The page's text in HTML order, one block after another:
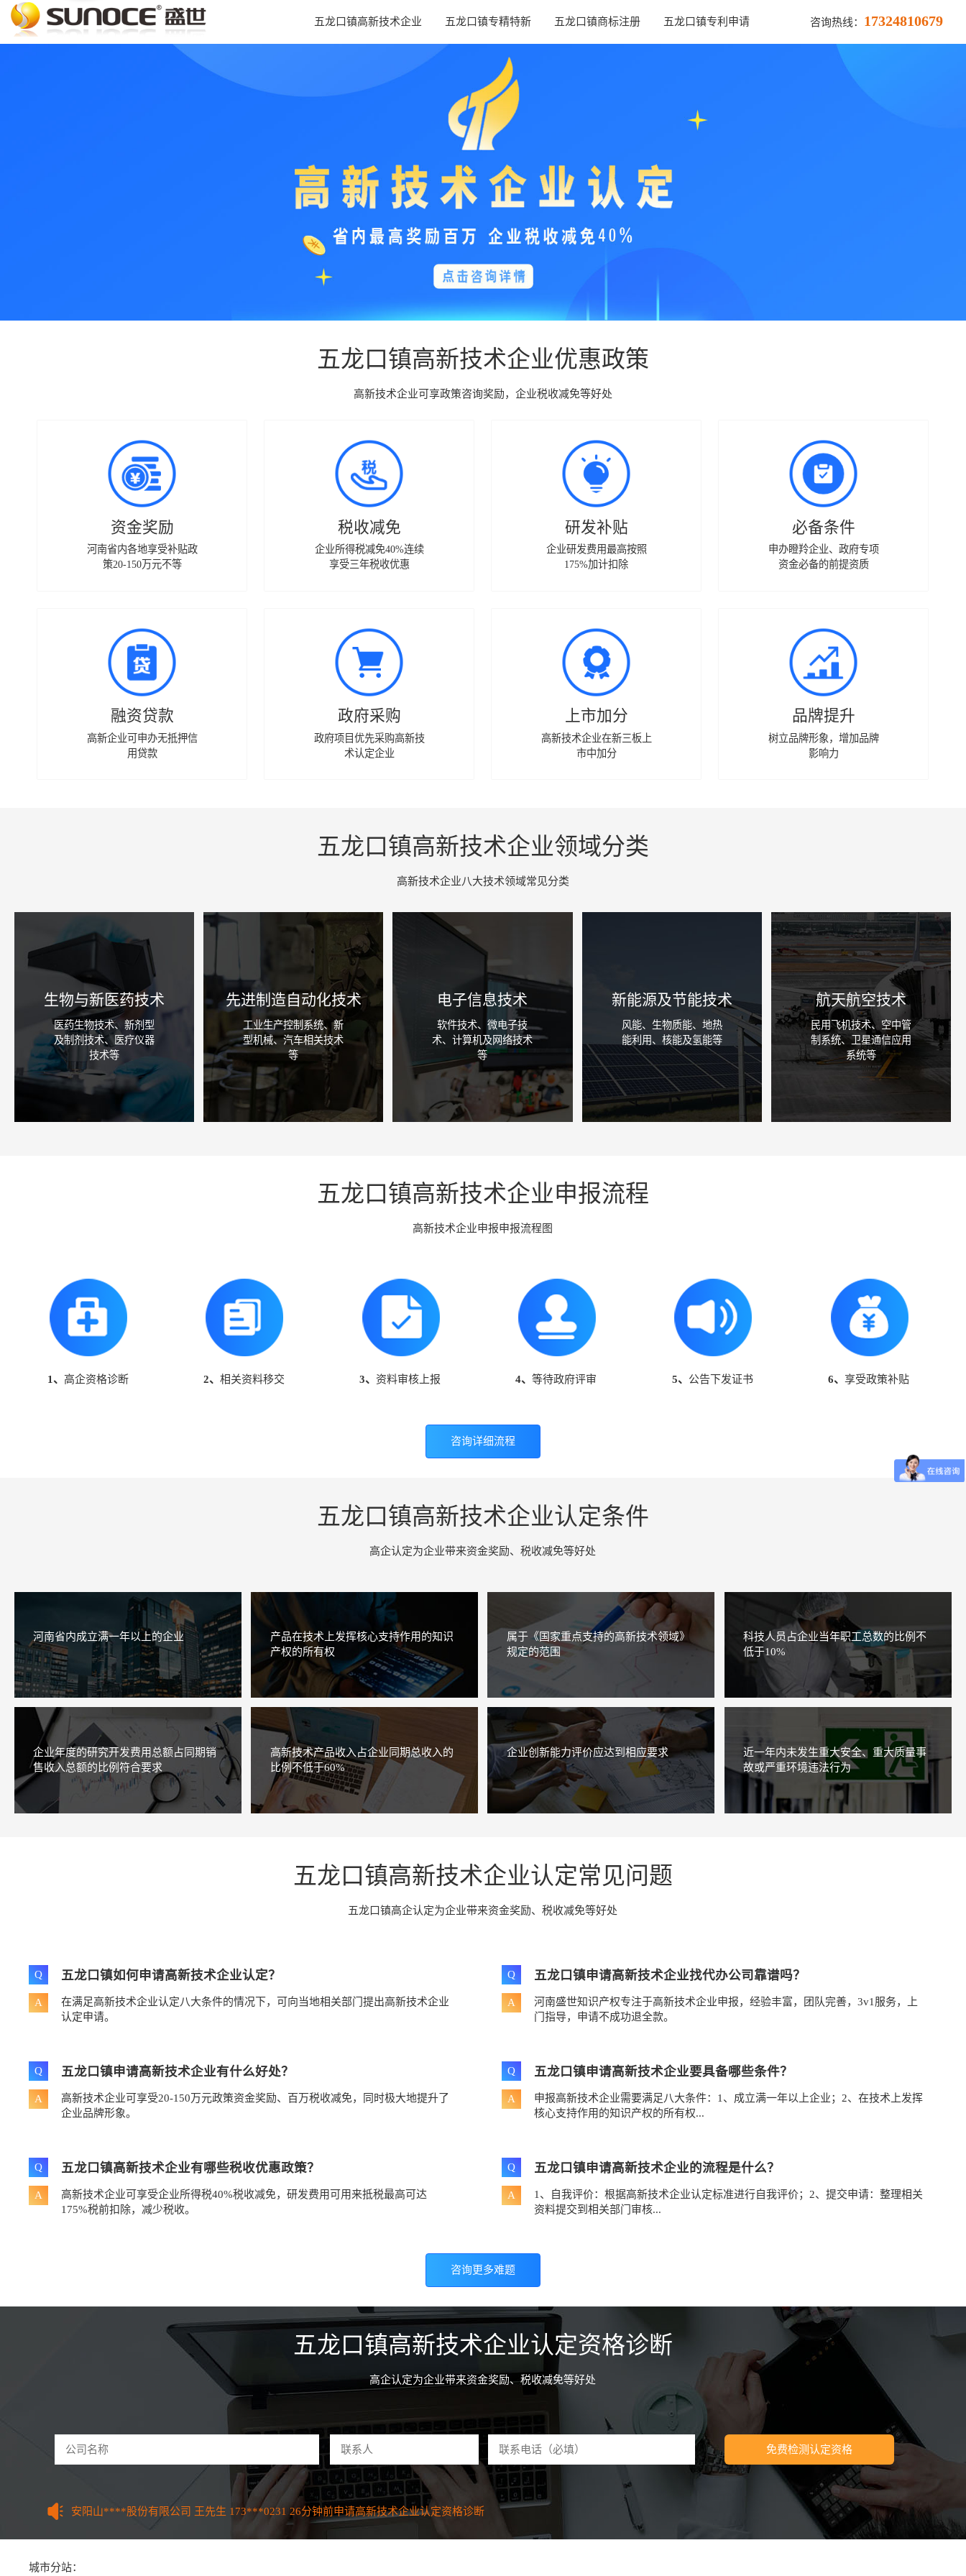
五龙口镇高新技术企业 五龙口镇专精特新 五龙口镇商标注册 五龙口镇专利申请 咨询热线： 17324810679
五龙口镇高新技术企业优惠政策
高新技术企业可享政策咨询奖励，企业税收减免等好处
资金奖励
河南省内各地享受补贴政
策20-150万元不等
税收减免
企业所得税减免40%连续
享受三年税收优惠
研发补贴
企业研发费用最高按照
175%加计扣除
必备条件
申办瞪羚企业、政府专项
资金必备的前提资质
融资贷款
高新企业可申办无抵押信
用贷款
政府采购
政府项目优先采购高新技
术认定企业
上市加分
高新技术企业在新三板上
市中加分
品牌提升
树立品牌形象，增加品牌
影响力
五龙口镇高新技术企业领域分类
高新技术企业八大技术领域常见分类
生物与新医药技术
医药生物技术、新剂型
及制剂技术、医疗仪器
技术等
先进制造自动化技术
工业生产控制系统、新
型机械、汽车相关技术
等
电子信息技术
软件技术、微电子技
术、计算机及网络技术
等
新能源及节能技术
风能、生物质能、地热
能利用、核能及氢能等
航天航空技术
民用飞机技术、空中管
制系统、卫星通信应用
系统等
五龙口镇高新技术企业申报流程
高新技术企业申报申报流程图
1、 高企资格诊断 2、 相关资料移交 3、资料审核上报 4、等待政府评审 5、 公告下发证书 6、享受政策补贴
咨询详细流程
五龙口镇高新技术企业认定条件
高企认定为企业带来资金奖励、税收减免等好处
河南省内成立满一年以上的企业
产品在技术上发挥核心支持作用的知识
产权的所有权
属于《国家重点支持的高新技术领域》
规定的范围
科技人员占企业当年职工总数的比例不
低于10%
企业年度的研究开发费用总额占同期销
售收入总额的比例符合要求
高新技术产品收入占企业同期总收入的
比例不低于60%
企业创新能力评价应达到相应要求
近一年内未发生重大安全、重大质量事
故或严重环境违法行为
五龙口镇高新技术企业认定常见问题
五龙口镇高企认定为企业带来资金奖励、税收减免等好处
Q 五龙口镇如何申请高新技术企业认定？
A
在满足高新技术企业认定八大条件的情况下，可向当地相关部门提出高新技术企业
认定申请。
Q 五龙口镇申请高新技术企业找代办公司靠谱吗？
A
河南盛世知识产权专注于高新技术企业申报，经验丰富，团队完善，3v1服务，上
门指导，申请不成功退全款。
Q 五龙口镇申请高新技术企业有什么好处？
A
高新技术企业可享受20-150万元政策资金奖励、百万税收减免，同时极大地提升了
企业品牌形象。
Q 五龙口镇申请高新技术企业要具备哪些条件？
A
申报高新技术企业需要满足八大条件：1、成立满一年以上企业；2、在技术上发挥
核心支持作用的知识产权的所有权...
Q 五龙口镇高新技术企业有哪些税收优惠政策？
A
高新技术企业可享受企业所得税40%税收减免，研发费用可用来抵税最高可达
175%税前扣除，减少税收。
Q 五龙口镇申请高新技术企业的流程是什么？
A
1、自我评价：根据高新技术企业认定标准进行自我评价；2、提交申请：整理相关
资料提交到相关部门审核...
咨询更多难题
五龙口镇高新技术企业认定资格诊断
高企认定为企业带来资金奖励、税收减免等好处
免费检测认定资格
驻马店和****技术有限公司 曹先生156***7770 高新技术企业认定资格诊断
河南怀****网络科技公司 李先生135***8995
开封鼎****技术有限公司 张先生158***96619分钟前申请高新技术企业认定资格诊断
许昌红****管理有限公司 吕女士
12分钟前申请高新技术企业认定资格
洛阳餐****科技有限公司 刘先生133***962118分钟前申请高新技术企业认定资格诊断
平顶山童****服装有限公司 江女生
155***8606 22分钟前申请高新技术企业认定资格 诊断
安阳山****股份有限公司 王先生
173***0231 26分钟前申请 高新技术企业认定资格
鹤壁红****管理有限公司 朱先生 185***0111 34分钟前申请高新技术企业认定资格诊断
新乡多****技术有限公司 李先生
37分钟前申请
焦作泰****集团有限公司 曹先生177***038138分钟前申请高新技术企业认定资格诊断
城市分站：